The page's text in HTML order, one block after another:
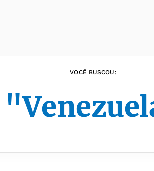
VOCÊ BUSCOU: